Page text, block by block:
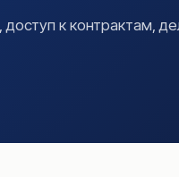
к контрактам,